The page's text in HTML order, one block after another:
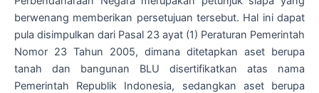
berwenang memberikan persetujuan tersebut. Hal ini dapat
pula disimpulkan dari Pasal 23 ayat (1) Peraturan Pemerintah
Nomor 23 Tahun 2005, dimana ditetapkan aset berupa
tanah dan bangunan BLU disertifikatkan atas nama
Pemerintah Republik Indonesia, sedangkan aset berupa